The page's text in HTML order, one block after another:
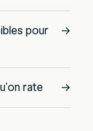
pour
→
rate →